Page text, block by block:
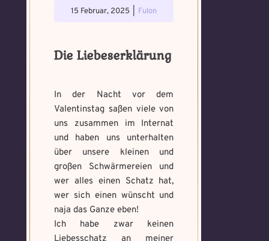
15 Februar, 2025 Fulon
Die Liebeserklärung
In der Nacht vor dem
Valentinstag saßen viele von
uns zusammen im Internat
und haben uns unterhalten
über unsere kleinen und
großen Schwärmereien und
wer alles einen Schatz hat,
wer sich einen wünscht und
naja das Ganze eben!
Ich habe zwar keinen
Voraussetzung:5.
Magische
Artefakte
Voraussetzung:
Verteidigungsstunde